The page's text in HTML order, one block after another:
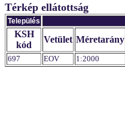
Térkép ellátottság
Település
KSH
kód
Vetület Méretarány
697 EOV 1:2000